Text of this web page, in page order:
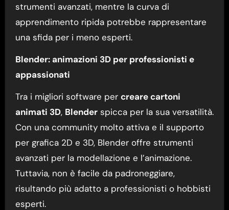
strumenti avanzati, mentre la curva di
apprendimento ripida potrebbe rappresentare
una sfida per i meno esperti.
Blender: animazioni 3D per professionisti e
appassionati
Tra i migliori software per creare cartoni
animati 3D, Blenderspicca per la sua versatilità.
Con una community molto attiva e il supporto
per grafica 2D e 3D, Blender offre strumenti
avanzati per la modellazione e l’animazione.
Tuttavia, non è facile da padroneggiare,
risultando più adatto a professionisti o hobbisti
esperti.